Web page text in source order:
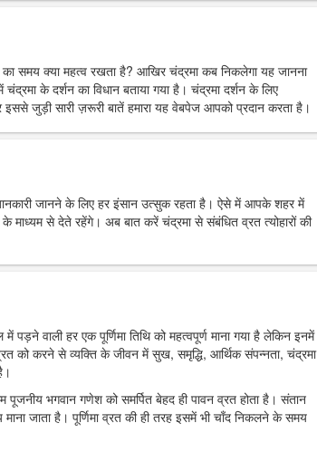
समय क्या महत्व रखता है? आखिर चंद्रमा कब निकलेगा यह जानना
के दर्शन का विधान बताया गया है। चंद्रमा दर्शन के लिए
जुड़ी सारी ज़रूरी बातें हमारा यह वेबपेज आपको प्रदान करता है।
जानने के लिए हर इंसान उत्सुक रहता है। ऐसे में आपके शहर में
से देते रहेंगे। अब बात करें चंद्रमा से संबंधित व्रत त्योहारों की
पड़ने वाली हर एक पूर्णिमा तिथि को महत्वपूर्ण माना गया है लेकिन इनमें
व्रत को करने से व्यक्ति के जीवन में सुख, समृद्धि, आर्थिक संपन्नता, चंद्रमा
पूजनीय भगवान गणेश को समर्पित बेहद ही पावन व्रत होता है। संतान
जाता है। पूर्णिमा व्रत की ही तरह इसमें भी चाँद निकलने के समय